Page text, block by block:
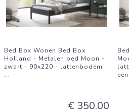
Bed Box Wonen Bed Box
Holland - Metalen bed Moon -
zwart - 90x220 - lattenbodem
...
€ 350,00